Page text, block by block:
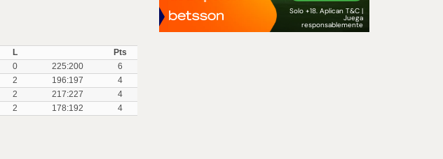
L
Pts
0 225:200
6
2 196:197
4
2 217:227
4
2 178:192 4